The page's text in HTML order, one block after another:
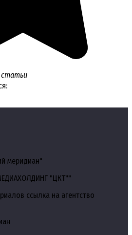
меридиан"
"ЦКТ""
ссылка на агентство